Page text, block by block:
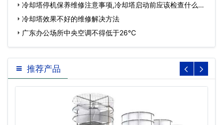
冷却塔停机保养维修注意事项,冷却塔启动前应该检查什么…
冷却塔效果不好的维修解决方法
广东办公场所中央空调不得低于26℃
推荐产品